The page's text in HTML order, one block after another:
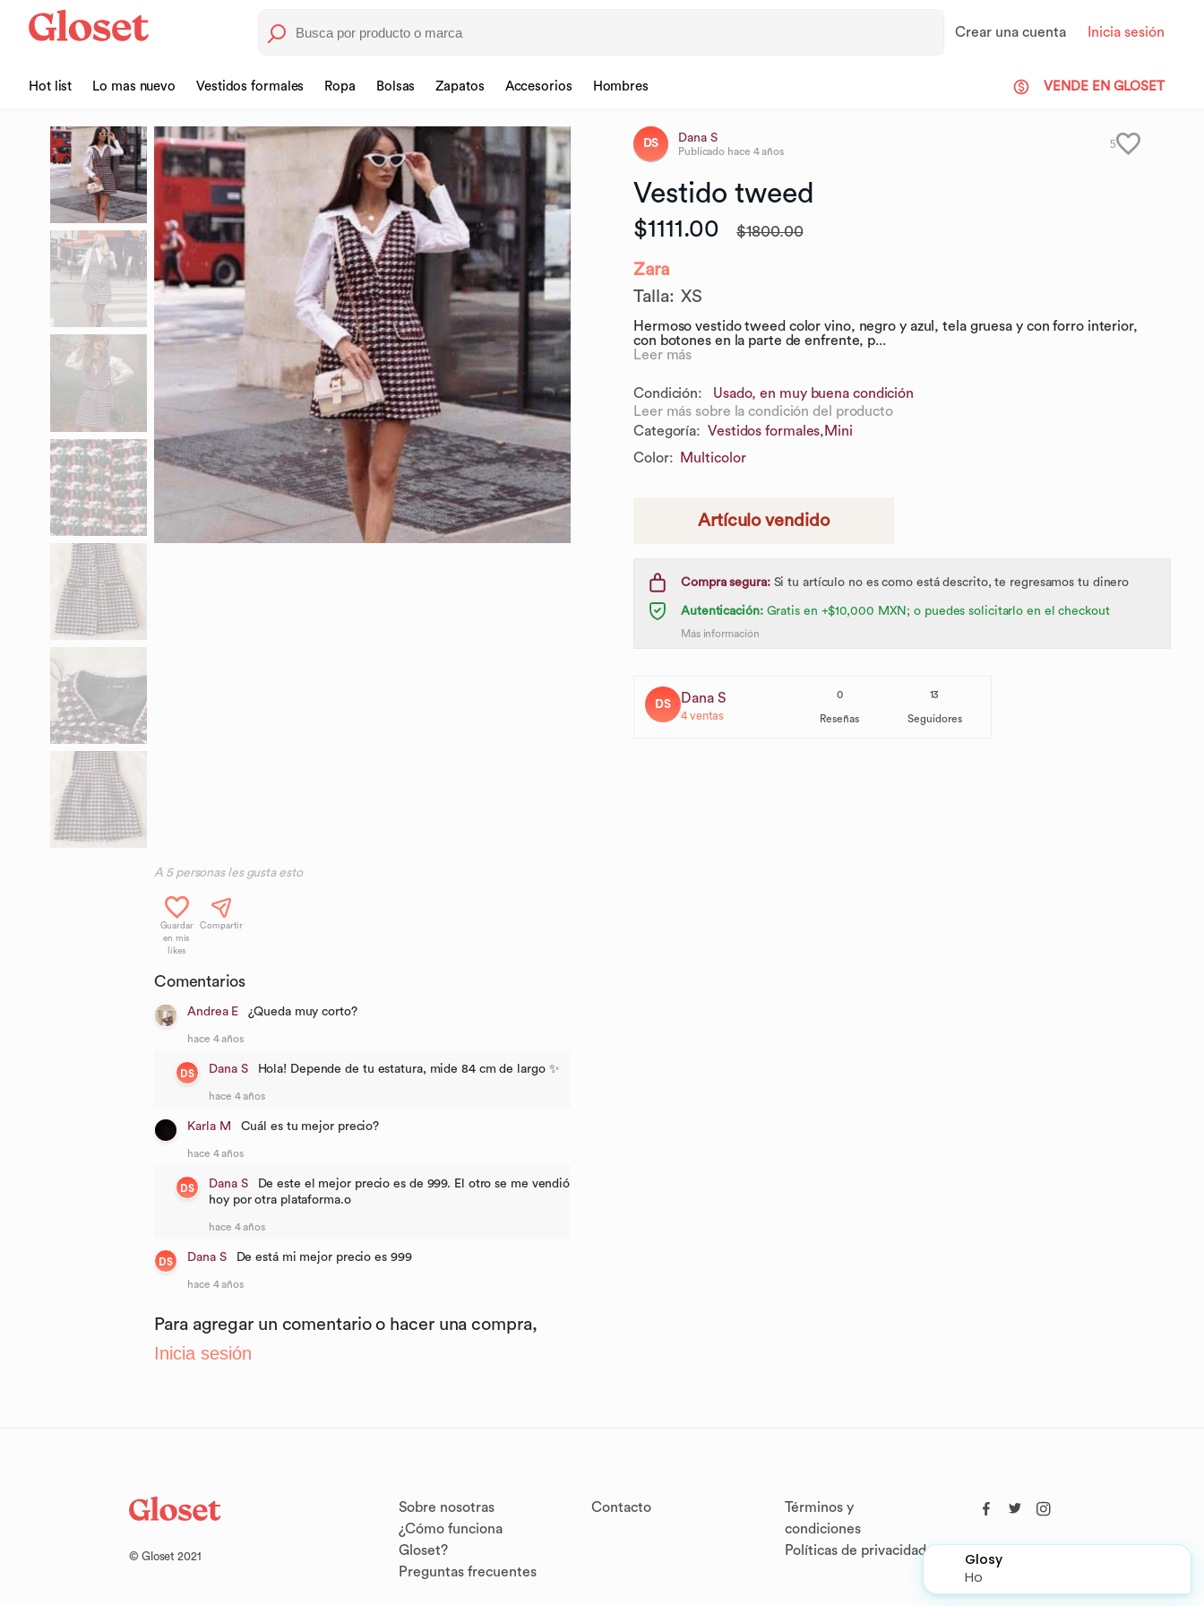
Crear una cuenta Inicia sesión
Hot list Lo mas nuevo Vestidos formales Ropa Bolsas Zapatos Accesorios Hombres VENDE EN GLOSET
A 5personas les gusta esto
Guardar
en mis
likes
Compartir
Comentarios
Andrea E ¿Queda muy corto?
hace 4 años
DS Dana S Hola! Depende de tu estatura, mide 84 cm de largo ✨
hace 4 años
Karla M Cuál es tu mejor precio?
hace 4 años
DS Dana S
De este el mejor precio es de 999. El otro se me vendió
hoy por otra plataforma.o
hace 4 años
DS Dana S De está mi mejor precio es 999
hace 4 años
Para agregar un comentario o hacer una compra,
Inicia sesión
DS Dana S
Publicado hace 4 años
5
Vestido tweed
$1111.00 $1800.00
Zara
Talla: XS
Hermoso vestido tweed color vino, negro y azul, tela gruesa y con forro interior,
con botones en la parte de enfrente, p...
Leer más
Condición:
Usado, en muy buena condición
Leer más sobre la condición del producto
Categoría: Vestidos formales, Mini
Color: Multicolor
Artículo vendido
Compra segura:Si tu artículo no es como está descrito, te regresamos tu dinero
Autenticación:Gratis en +$10,000 MXN; o puedes solicitarlo en el checkout
Más información
DS Dana S
4ventas
0
Reseñas
13
Seguidores
© Gloset 2021
Sobre nosotras
¿Cómo funciona
Gloset?
Preguntas frecuentes
Contacto
Términos y
condiciones
Políticas de privacidad